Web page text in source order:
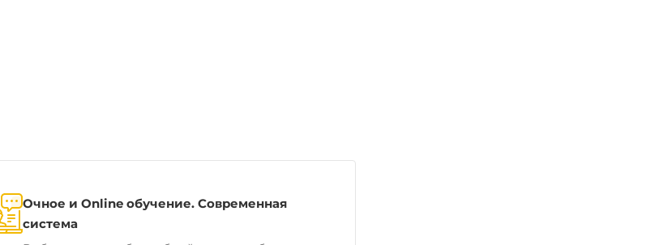
Очное и Online обучение. Современная
система